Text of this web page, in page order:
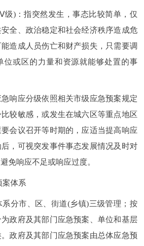
：指突然发生，事态比较简单，仅
全、政治稳定和社会经济秩序造成危
造成人员伤亡和财产损失，只需要调
位或区的力量和资源就能够处置的事
应分级依照相关市级应急预案规定
较敏感，或发生在城六区等重点地区
会议召开等时期的，应适当提高响应
，可视突发事件事态发展情况及时对
免响应不足或响应过度。
体系
市、区、街道(乡镇)三级管理；按
政府及其部门应急预案、单位和基层
政府及其部门应急预案由总体应急预